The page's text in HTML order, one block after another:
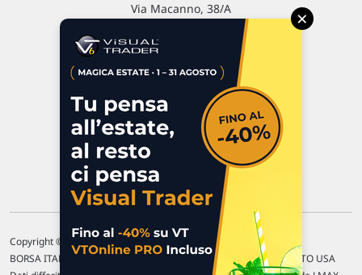
Via Macanno, 38/A
P.IVA 02 452 460 401
Commenti e segnalazioni
Contattaci
Copyright © 1996-2026 Traderlink Italia s.r.l.
BORSA ITALIANA Quotazioni di borsa differite di 15 min. / MERCATO USA
×